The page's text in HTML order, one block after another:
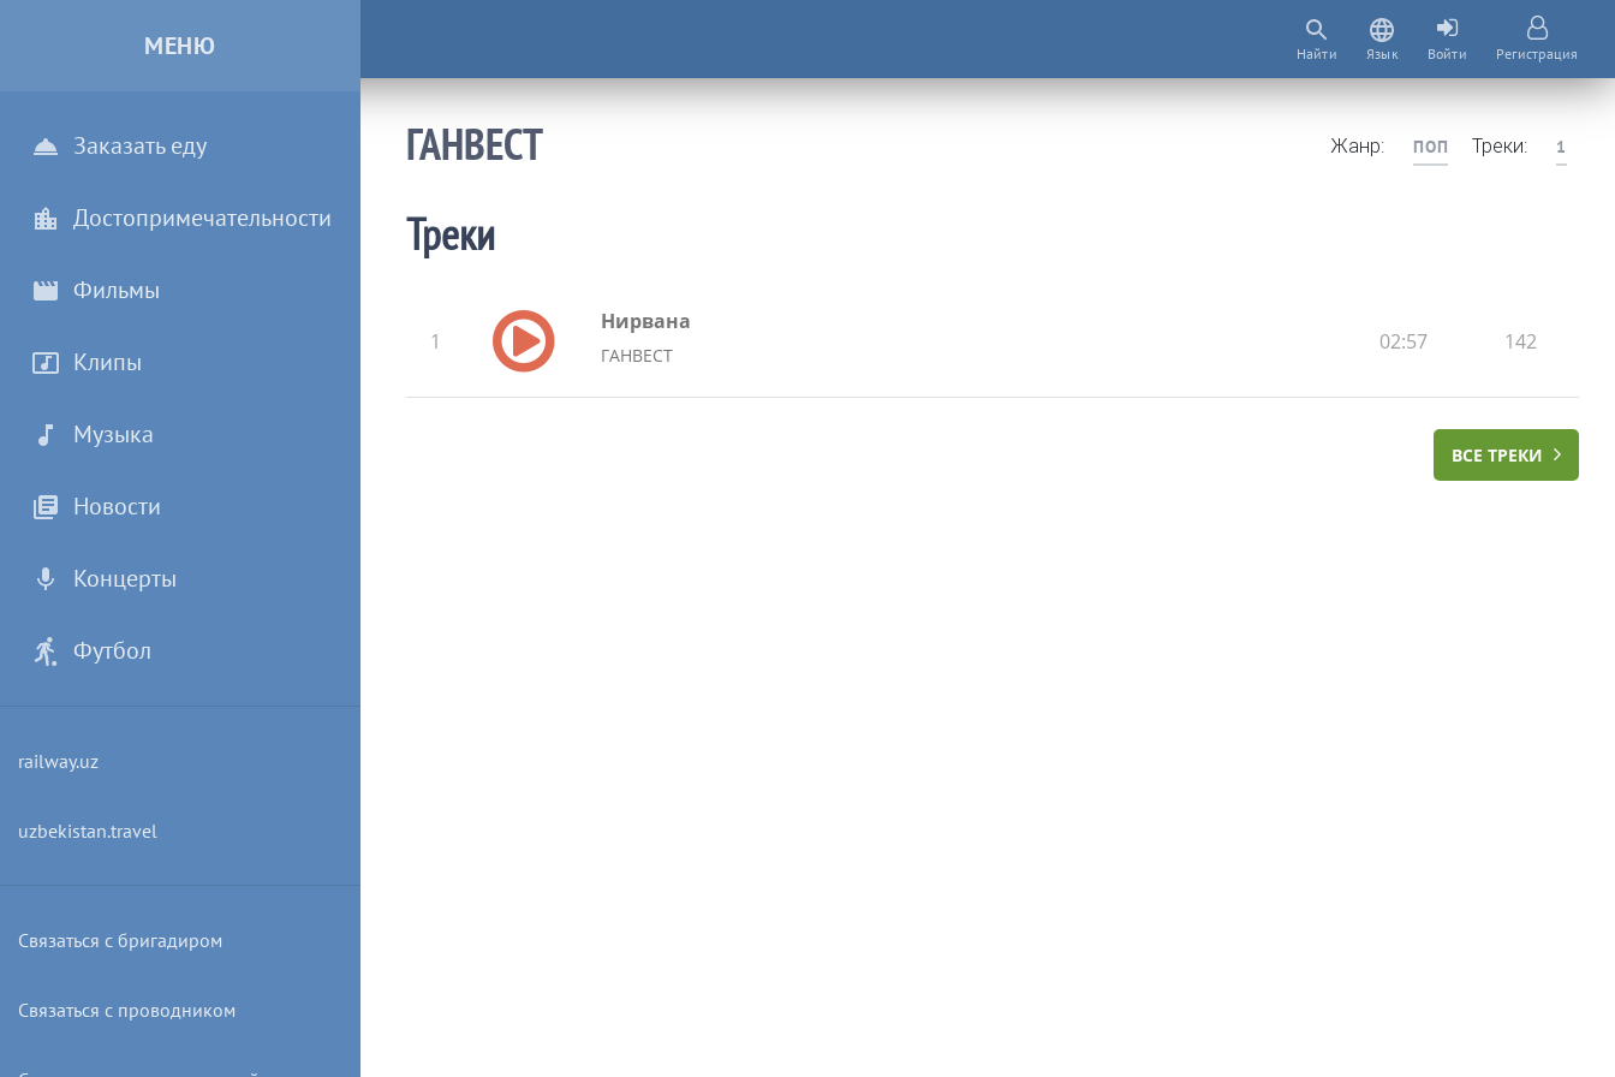
Найти Язык Войти Регистрация
МЕНЮ
Заказать еду
Достопримечательности
Фильмы
Клипы
Музыка
Новости
Концерты
Футбол
railway.uz
uzbekistan.travel
Связаться с бригадиром
Связаться с проводником
ГАНВЕСТ Треки: 1
Жанр: ПОП
Треки
1
Нирвана
ГАНВЕСТ 02:57 142
ВСЕ ТРЕКИ